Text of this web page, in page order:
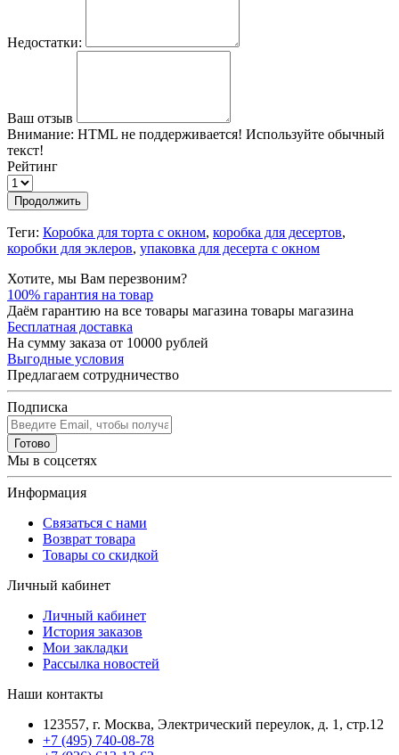
Недостатки:
Ваш отзыв
Внимание: HTML не поддерживается! Используйте обычный
текст!
Рейтинг
Продолжить
Теги: Коробка для торта с окном, коробка для десертов,
коробки для эклеров, упаковка для десерта с окном
Хотите, мы Вам перезвоним?
100% гарантия на товар
Даём гарантию на все товары магазина товары магазина
Бесплатная доставка
На сумму заказа от 10000 рублей
Выгодные условия
Предлагаем сотрудничество
Подписка
Готово
Мы в соцсетях
Информация
Связаться с нами
Возврат товара
Товары со скидкой
Личный кабинет
Личный кабинет
История заказов
Мои закладки
Рассылка новостей
Наши контакты
123557, г. Москва, Электрический переулок, д. 1, стр.12
+7 (495) 740-08-78